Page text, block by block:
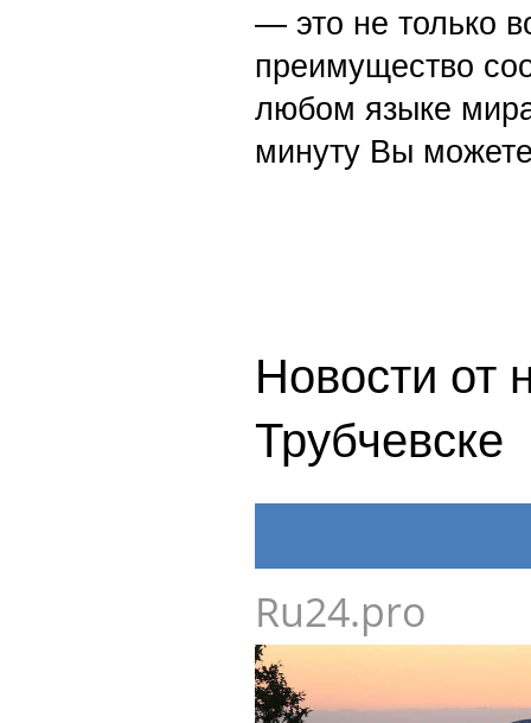
— это не только
преимущество
любом языке
минуту Вы
Новости от
Трубчевске
Ru24.pro